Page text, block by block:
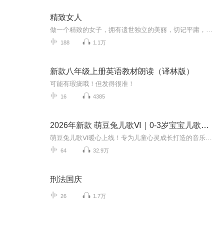
精致女人
188 1.1万
新款八年级上册英语教材朗读（译林版）
可能有瑕疵哦！但发得很准！
16 4385
2026年新款 萌豆兔儿歌Ⅵ｜0-3岁宝宝儿歌专辑
64 32.9万
刑法国庆
26 1.7万